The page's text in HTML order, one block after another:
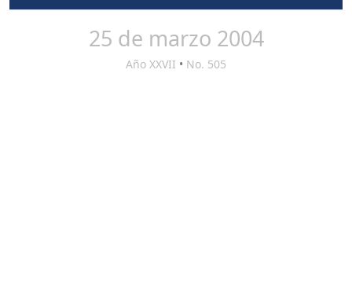
25 de marzo 2004
Año XXVII • No. 505